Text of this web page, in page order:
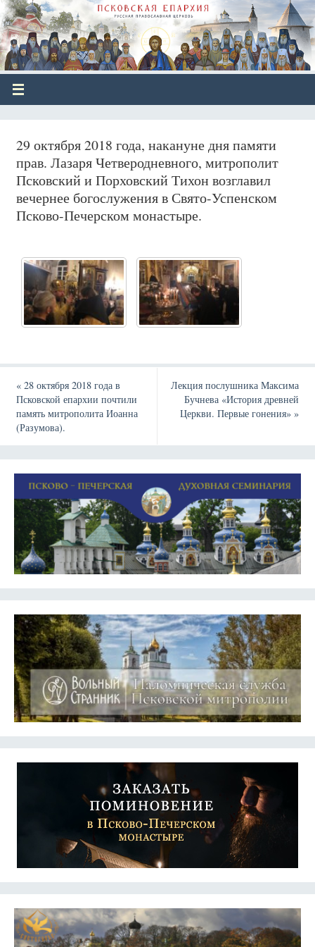
29 октября 2018 года, накануне дня памяти
прав. Лазаря Четверодневного, митрополит
Псковский и Порховский Тихон возглавил
вечернее богослужения в Свято-Успенском
Псково-Печерском монастыре.
«28 октября 2018 года в
Псковской епархии почтили
память митрополита Иоанна
(Разумова).
Лекция послушника Максима
Бучнева «История древней
Церкви. Первые гонения»»